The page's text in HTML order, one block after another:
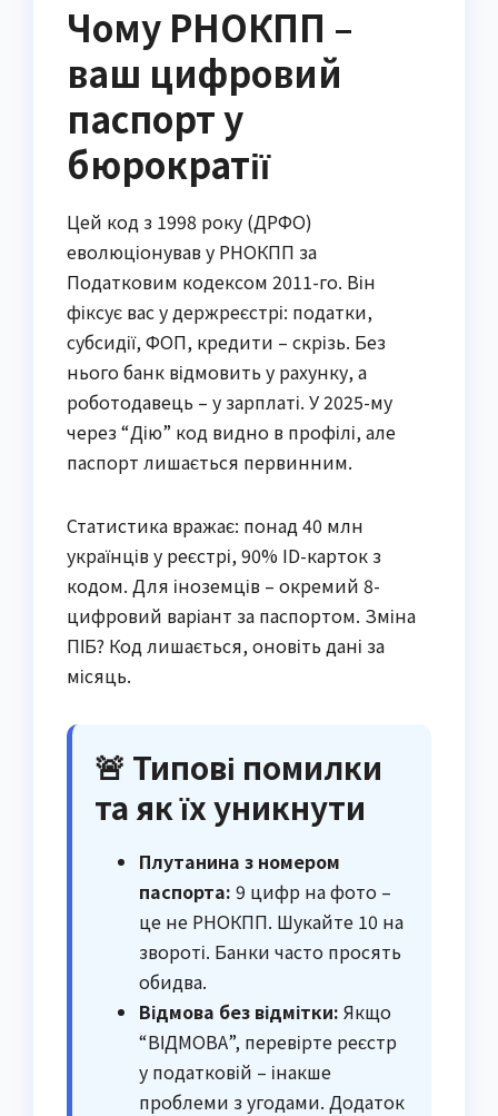
Чому РНОКПП –
ваш цифровий
паспорт у
бюрократії
Цей код з 1998 року (ДРФО)
еволюціонував у РНОКПП за
Податковим кодексом 2011-го. Він
фіксує вас у держреєстрі: податки,
субсидії, ФОП, кредити – скрізь. Без
нього банк відмовить у рахунку, а
роботодавець – у зарплаті. У 2025-му
через “Дію” код видно в профілі, але
паспорт лишається первинним.
Статистика вражає: понад 40 млн
українців у реєстрі, 90% ID-карток з
кодом. Для іноземців – окремий 8-
цифровий варіант за паспортом. Зміна
ПІБ? Код лишається, оновіть дані за
місяць.
🚨 Типові помилки
та як їх уникнути
Плутанина з номером
паспорта: 9 цифр на фото –
це не РНОКПП. Шукайте 10 на
звороті. Банки часто просять
обидва.
Відмова без відмітки: Якщо
“ВІДМОВА”, перевірте реєстр
у податковій – інакше
проблеми з угодами. Додаток